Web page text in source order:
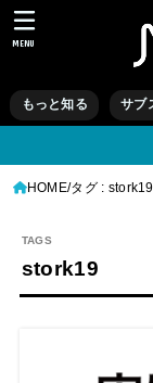
もっと知る サブ
MENU
HOME タグ : stork19
stork19